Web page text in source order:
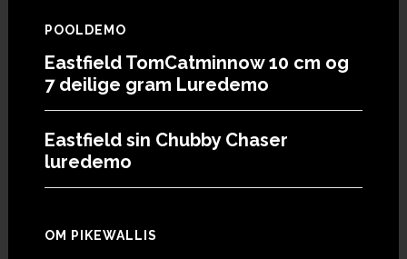
POOLDEMO
Eastfield TomCatminnow 10 cm og
7 deilige gram Luredemo
Eastfield sin Chubby Chaser
luredemo
OM PIKEWALLIS